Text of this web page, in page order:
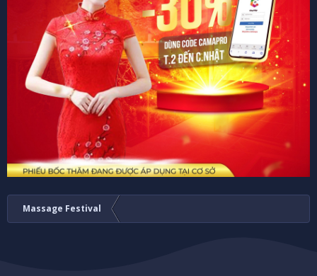
Massage Festival